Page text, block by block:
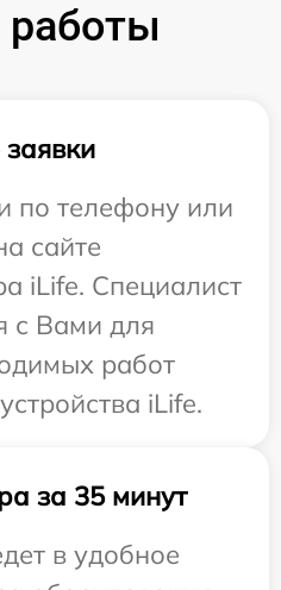
по телефону или
сайте
iLife. Специалист
с Вами для
работ
iLife.
за 35 минут
в удобное